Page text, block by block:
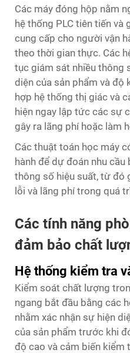
Các máy đóng hộp nằm
hệ thống PLC tiên tiến và
cung cấp cho người vận
theo thời gian thực. Các
tục giám sát nhiều thông
diện của sản phẩm và độ
hợp hệ thống thị giác và
hiện ngay lập tức các sự
gây ra lãng phí hoặc làm
Các thuật toán học máy
hành để dự đoán nhu
thông số hiệu suất, từ đó
lỗi và lãng phí trong quá
Các tính năng
đảm bảo chất
Hệ thống kiểm tra
Kiểm soát chất lượng
ngang bắt đầu bằng các
nhằm xác nhận sự hiện
của sản phẩm trước khi
độ cao và cảm biến kiểm